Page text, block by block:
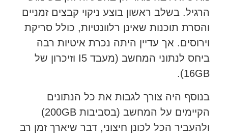
הרגיל. בשלב ראשון בוצע ניקוי קבצים זמניים
והסרת תוכנות שאינן רלוונטיות, כולל סריקת
וירוסים. אך עדיין היתה נכרת איטיות רבה
ביחס לנתוני המחשב (מעבד I5 וזיכרון של
16GB).
בנוסף היה צורך לגבות את כל הנתונים
הקיימים על המחשב (בסביבות 200GB)
ולהעביר הכל לכונן חיצוני, דבר שיארך זמן רב